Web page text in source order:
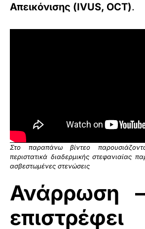
Απεικόνισης (IVUS, OCT).
Στο παραπάνω βίντεο
περιστατικά διαδερμικής στεφανιαίας
ασβεστωμένες στενώσεις
Ανάρρωση